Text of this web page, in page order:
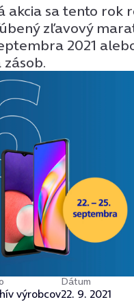
akcia sa tento rok
zľavový
2021
výrobcov
Dátum
22. 9. 2021